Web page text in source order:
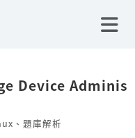
Device Adminis
、 題庫解析